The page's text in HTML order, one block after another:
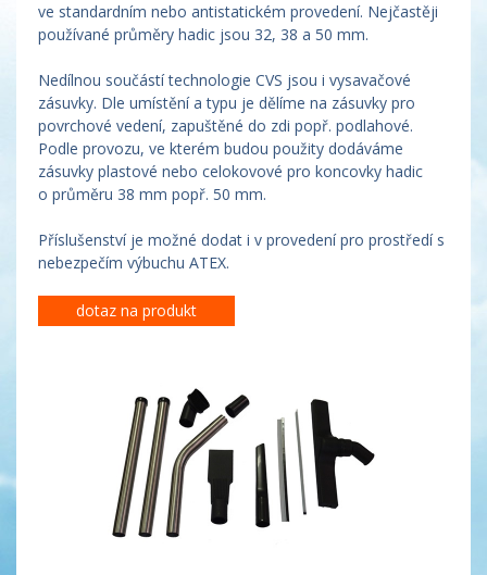
ve standardním nebo antistatickém provedení. Nejčastěji
používané průměry hadic jsou 32, 38 a 50 mm.
Nedílnou součástí technologie CVS jsou i vysavačové
zásuvky. Dle umístění a typu je dělíme na zásuvky pro
povrchové vedení, zapuštěné do zdi popř. podlahové.
Podle provozu, ve kterém budou použity dodáváme
zásuvky plastové nebo celokovové pro koncovky hadic
o průměru 38 mm popř. 50 mm.
Příslušenství je možné dodat i v provedení pro prostředí s
nebezpečím výbuchu ATEX.
dotaz na produkt